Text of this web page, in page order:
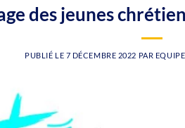
des jeunes
PUBLIÉ LE 7 DÉCEMBRE 2022 PAR